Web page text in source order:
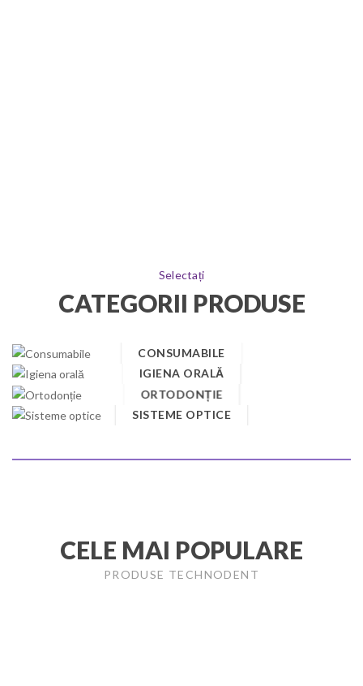
Selectați
CATEGORII PRODUSE
CONSUMABILE
IGIENA ORALĂ
ORTODONȚIE
SISTEME OPTICE
CELE MAI POPULARE
PRODUSE TECHNODENT